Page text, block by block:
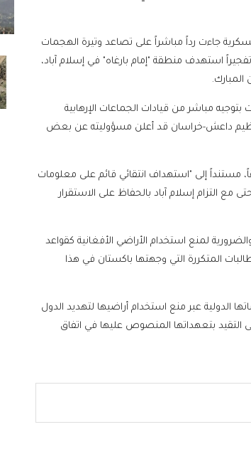
جاءت رداً مباشراً على تصاعد وتيرة الهجمات
استهدف منطقة "إمام بارغاه" في إسلام آباد،
مباشر من قيادات الجماعات الإرهابية
داعش-خراسان قد أعلن مسؤوليته عن بعض
مستنداً إلى "استهداف انتقائي قائم على معلومات
مع التزام إسلام آباد بالحفاظ على الاستقرار
لمنع استخدام الأراضي الأفغانية كقواعد
المتكررة التي وجهتها باكستان في هذا
الدولية عبر منع استخدام أراضيها لتهديد الدول
التقيد بتعهداتها المنصوص عليها في اتفاق